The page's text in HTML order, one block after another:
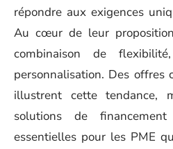
répondre aux exigences
Au cœur de leur
combinaison de
personnalisation. Des offres
illustrent cette tendance,
solutions de
essentielles pour les PME